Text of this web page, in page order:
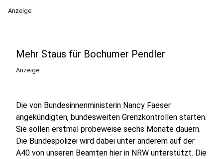
Anzeige
Mehr Staus für Bochumer Pendler
Anzeige
Die von Bundesinnenministerin Nancy Faeser
angekündigten, bundesweiten Grenzkontrollen starten.
Sie sollen erstmal probeweise sechs Monate dauern.
Die Bundespolizei wird dabei unter anderem auf der
A40 von unseren Beamten hier in NRW unterstützt. Die